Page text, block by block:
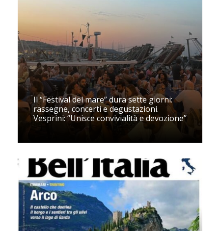
Il “Festival del mare” dura sette giorni:
rassegne, concerti e degustazioni.
Vesprini: “Unisce convivialità e devozione”